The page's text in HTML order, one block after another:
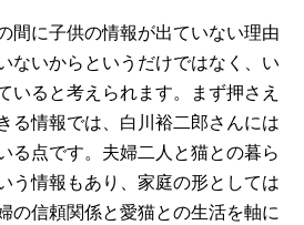
間に子供の情報が出ていない理由
ないからというだけではなく、い
いると考えられます。まず押さえ
る情報では、白川裕二郎さんには
る点です。夫婦二人と猫との暮ら
う情報もあり、家庭の形としては
の信頼関係と愛猫との生活を軸に